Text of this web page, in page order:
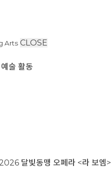
Arts CLOSE
술 활동
달빛동맹 오페라 <라 보엠>